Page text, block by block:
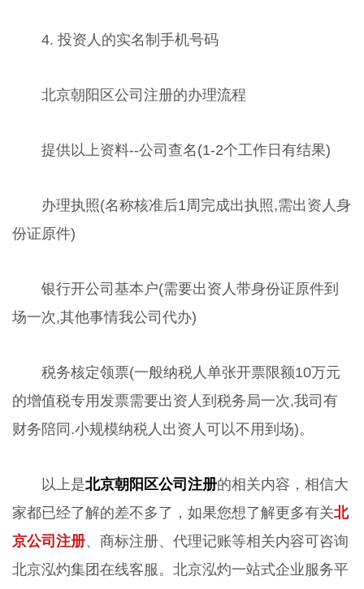
4. 投资人的实名制手机号码
北京朝阳区公司注册的办理流程
提供以上资料--公司查名(1-2个工作日有结果)
办理执照(名称核准后1周完成出执照,需出资人身
份证原件)
银行开公司基本户(需要出资人带身份证原件到
场一次,其他事情我公司代办)
税务核定领票(一般纳税人单张开票限额10万元
的增值税专用发票需要出资人到税务局一次,我司有
财务陪同.小规模纳税人出资人可以不用到场)。
以上是北京朝阳区公司注册的相关内容，相信大
家都已经了解的差不多了，如果您想了解更多有关北
京公司注册、商标注册、代理记账等相关内容可咨询
北京泓灼集团在线客服。北京泓灼一站式企业服务平